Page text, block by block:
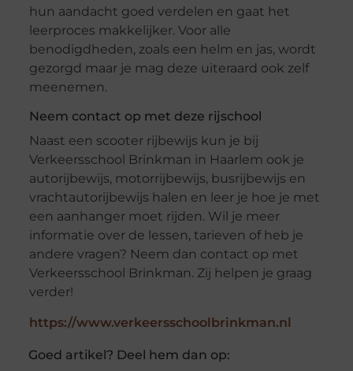
hun aandacht goed verdelen en gaat het
leerproces makkelijker. Voor alle
benodigdheden, zoals een helm en jas, wordt
gezorgd maar je mag deze uiteraard ook zelf
meenemen.
Neem contact op met deze rijschool
Naast een scooter rijbewijs kun je bij
Verkeersschool Brinkman in Haarlem ook je
autorijbewijs, motorrijbewijs, busrijbewijs en
vrachtautorijbewijs halen en leer je hoe je met
een aanhanger moet rijden. Wil je meer
informatie over de lessen, tarieven of heb je
andere vragen? Neem dan contact op met
Verkeersschool Brinkman. Zij helpen je graag
verder!
https://www.verkeersschoolbrinkman.nl
Goed artikel? Deel hem dan op: